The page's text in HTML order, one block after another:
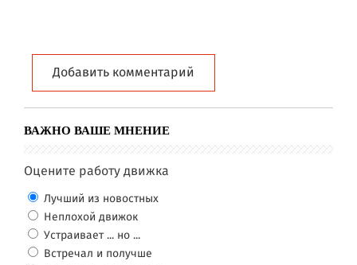
Добавить комментарий
ВАЖНО ВАШЕ МНЕНИЕ
Оцените работу движка
Лучший из новостных
Неплохой движок
Устраивает ... но ...
Встречал и получше